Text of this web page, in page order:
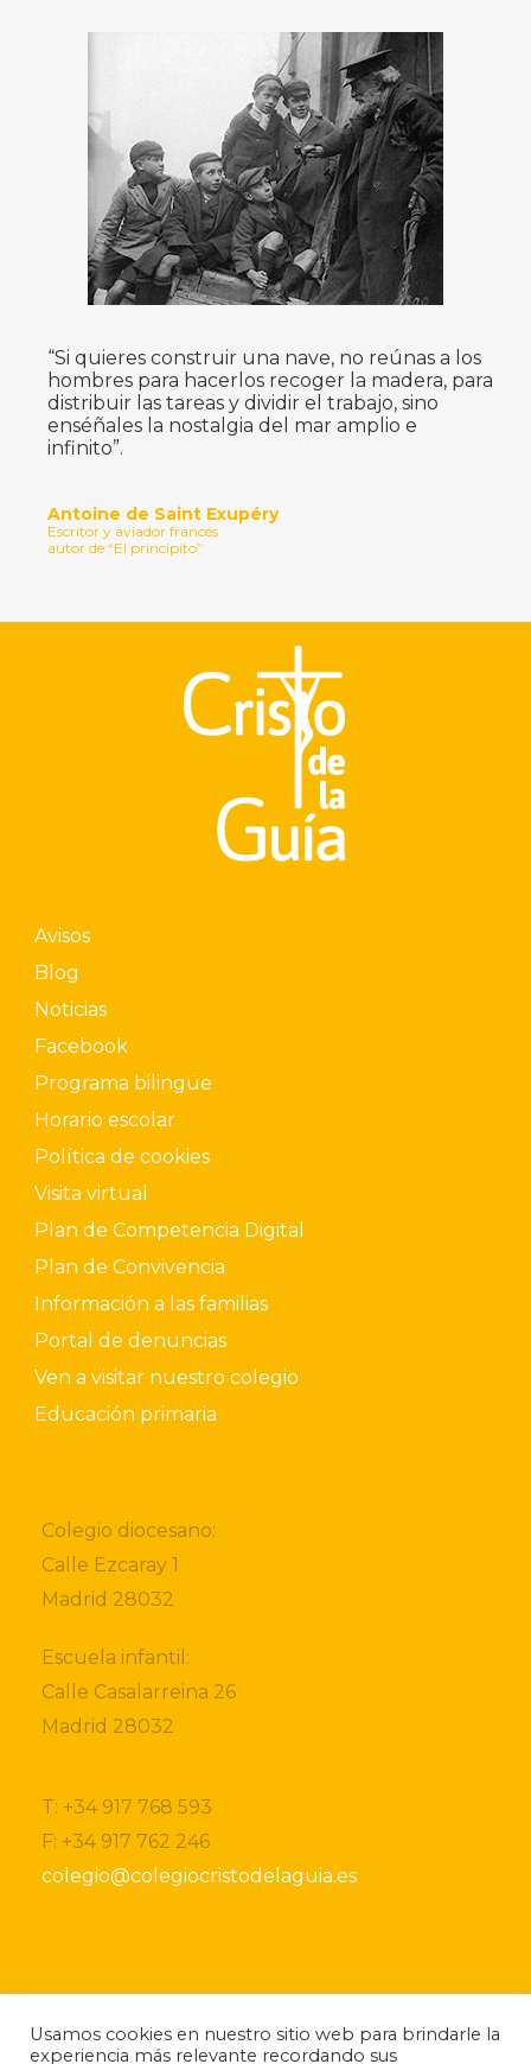
“Si quieres construir una nave, no reúnas a los
hombres para hacerlos recoger la madera, para
distribuir las tareas y dividir el trabajo, sino
enséñales la nostalgia del mar amplio e
infinito”.
Antoine de Saint Exupéry
Escritor y aviador francés
autor de “El principito”
Avisos
Blog
Noticias
Facebook
Programa bilingüe
Horario escolar
Política de cookies
Visita virtual
Plan de Competencia Digital
Plan de Convivencia
Información a las familias
Portal de denuncias
Ven a visitar nuestro colegio
Educación primaria
Colegio diocesano:
Calle Ezcaray 1
Madrid 28032
Escuela infantil:
Calle Casalarreina 26
Madrid 28032
T: +34 917 768 593
F: +34 917 762 246
colegio@colegiocristodelaguia.es
centro, por favor, no dude ponerse en contacto
con nosotros.
Usamos cookies en nuestro sitio web para brindarle la
experiencia más relevante recordando sus